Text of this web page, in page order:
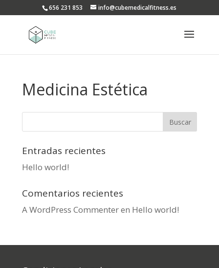
656 231 853 info@cubemedicalfitness.es
Medicina Estética
Entradas recientes
Hello world!
Comentarios recientes
A WordPress Commenteren Hello world!